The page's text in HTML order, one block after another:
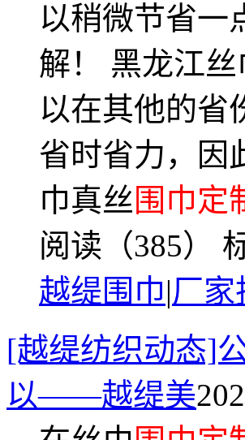
以稍微节省一
解！ 黑龙江
以在其他的省
省时省力，因
巾真丝 围巾定
阅读（385）
越缇围巾|厂家
[越缇纺织动态]
以——越缇美